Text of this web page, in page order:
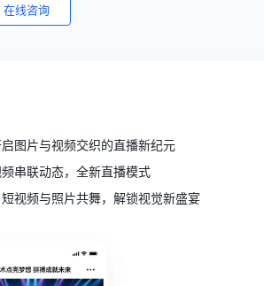
在线咨询
图片与视频交织的直播新纪元
串联动态，全新直播模式
视频与照片共舞，解锁视觉新盛宴